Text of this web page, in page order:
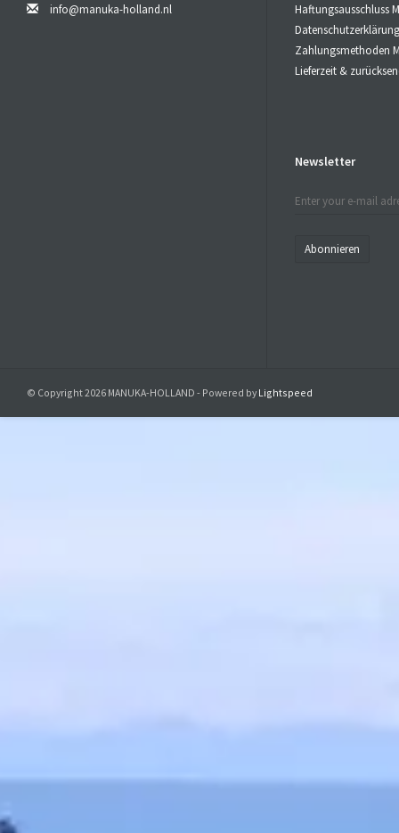
info@manuka-holland.nl
Haftungsausschluss
Zahlungsmethoden
Lieferzeit &
Newsletter
Abonnieren
© Copyright 2026 MANUKA-HOLLAND - Powered by Lightspeed